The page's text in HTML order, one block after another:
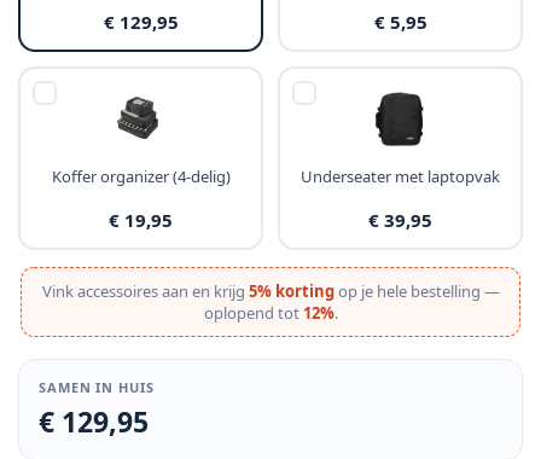
€ 129,95 € 5,95
Koffer organizer (4-delig)
€ 19,95
Underseater met laptopvak
€ 39,95
Vink accessoires aan en krijg 5% kortingop je hele bestelling —
oplopend tot 12%.
SAMEN IN HUIS
€ 129,95